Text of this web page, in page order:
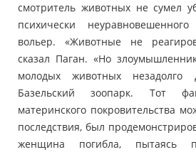
смотритель животных не сумел
психически
вольер. «Животные не
сказал Паган. «Но
молодых животных незадолго
Базельский зоопарк. Тот
материнского покровительства
последствия, был
женщина погибла, пытаясь